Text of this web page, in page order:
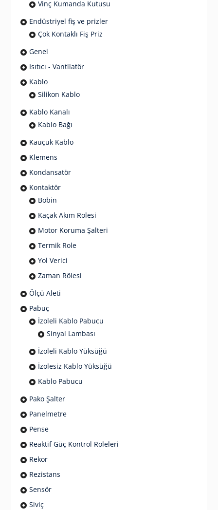
Vinç Kumanda Kutusu
Endüstriyel fiş ve prizler
Çok Kontaklı Fiş Priz
Genel
Isıtıcı - Vantilatör
Kablo
Silikon Kablo
Kablo Kanalı
Kablo Bağı
Kauçuk Kablo
Klemens
Kondansatör
Kontaktör
Bobin
Kaçak Akım Rolesi
Motor Koruma Şalteri
Termik Role
Yol Verici
Zaman Rölesi
Ölçü Aleti
Pabuç
İzoleli Kablo Pabucu
Sinyal Lambası
İzoleli Kablo Yüksüğü
İzolesiz Kablo Yüksüğü
Kablo Pabucu
Pako Şalter
Panelmetre
Pense
Reaktif Güç Kontrol Roleleri
Rekor
Rezistans
Sensör
Siviç